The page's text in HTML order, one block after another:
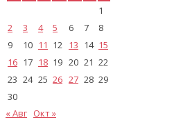
1
2
3 4 5 6 7
8
9
10 11 12 13 14 15
16 17 18 19 20 21 22
23 24 25 26 27 28 29
30
« Авг Окт »